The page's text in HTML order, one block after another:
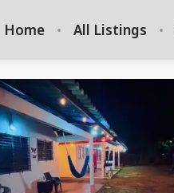
Home All Listings